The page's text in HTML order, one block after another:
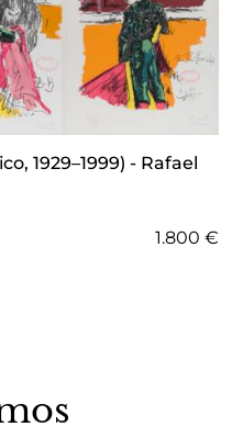
1929–1999) - Rafael
1.800 €